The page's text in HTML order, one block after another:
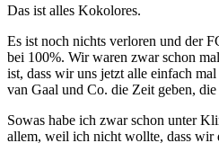
Das ist alles Kokolores.
Es ist noch nichts verloren und der
bei 100%. Wir waren zwar schon
ist, dass wir uns jetzt alle einfach
van Gaal und Co. die Zeit geben,
Sowas habe ich zwar schon unter
allem, weil ich nicht wollte, dass wir